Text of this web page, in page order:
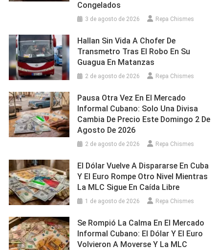
Congelados
3 de agosto de 2026 Repa Chismes
Hallan Sin Vida A Chofer De
Transmetro Tras El Robo En Su
Guagua En Matanzas
2 de agosto de 2026 Repa Chismes
Pausa Otra Vez En El Mercado
Informal Cubano: Solo Una Divisa
Cambia De Precio Este Domingo 2 De
Agosto De 2026
2 de agosto de 2026 Repa Chismes
El Dólar Vuelve A Dispararse En Cuba
Y El Euro Rompe Otro Nivel Mientras
La MLC Sigue En Caída Libre
1 de agosto de 2026 Repa Chismes
Se Rompió La Calma En El Mercado
Informal Cubano: El Dólar Y El Euro
Volvieron A Moverse Y La MLC